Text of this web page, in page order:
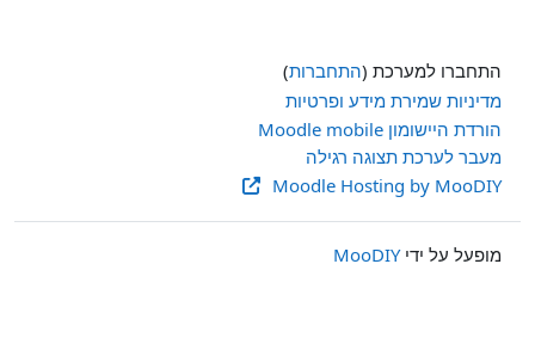
התחברו למערכת (התחברות)
מדיניות שמירת מידע ופרטיות
הורדת היישומון Moodle mobile
מעבר לערכת תצוגה רגילה
Moodle Hosting by MooDIY
מופעל על ידיMooDIY